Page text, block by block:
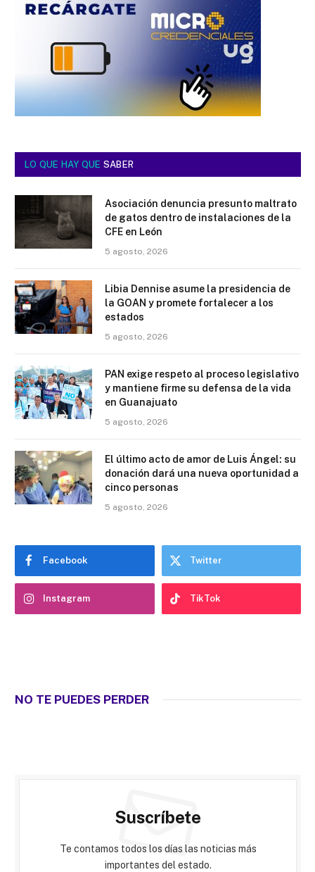
LO QUE HAY QUE SABER
Asociación denuncia presunto maltrato
de gatos dentro de instalaciones de la
CFE en León
5 agosto, 2026
Libia Dennise asume la presidencia de
la GOAN y promete fortalecer a los
estados
5 agosto, 2026
PAN exige respeto al proceso legislativo
y mantiene firme su defensa de la vida
en Guanajuato
5 agosto, 2026
El último acto de amor de Luis Ángel: su
donación dará una nueva oportunidad a
cinco personas
5 agosto, 2026
Facebook Twitter
Instagram TikTok
NO TE PUEDES PERDER
Suscríbete
Te contamos todos los días las noticias más
importantes del estado.